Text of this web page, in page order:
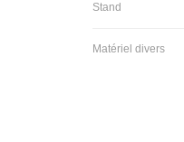
Stand
Matériel divers